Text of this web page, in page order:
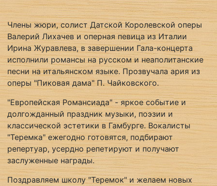
Члены жюри, солист Датской Королевской оперы
Валерий Лихачев и оперная певица из Италии
Ирина Журавлева, в завершении Гала-концерта
исполнили романсы на русском и неаполитанские
песни на итальянском языке. Прозвучала ария из
оперы "Пиковая дама" П. Чайковского.
"Европейская Романсиада" - яркое событие и
долгожданный праздник музыки, поэзии и
классической эстетики в Гамбурге. Вокалисты
"Теремка" ежегодно готовятся, подбирают
репертуар, усердно репетируют и получают
заслуженные награды.
Поздравляем школу "Теремок" и желаем новых